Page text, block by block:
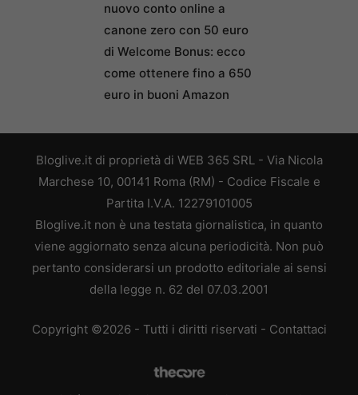
nuovo conto online a
canone zero con 50 euro
di Welcome Bonus: ecco
come ottenere fino a 650
euro in buoni Amazon
Bloglive.it di proprietà di WEB 365 SRL - Via Nicola
Marchese 10, 00141 Roma (RM) - Codice Fiscale e
Partita I.V.A. 12279101005
Bloglive.it non è una testata giornalistica, in quanto
viene aggiornato senza alcuna periodicità. Non può
pertanto considerarsi un prodotto editoriale ai sensi
della legge n. 62 del 07.03.2001
Copyright ©2026 - Tutti i diritti riservati - Contattaci